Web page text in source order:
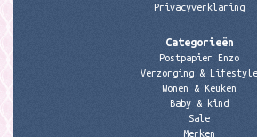
Privacyverklaring
Categorieën
Postpapier Enzo
Verzorging & Lifestyle
Wonen & Keuken
Baby & kind
Sale
Merken